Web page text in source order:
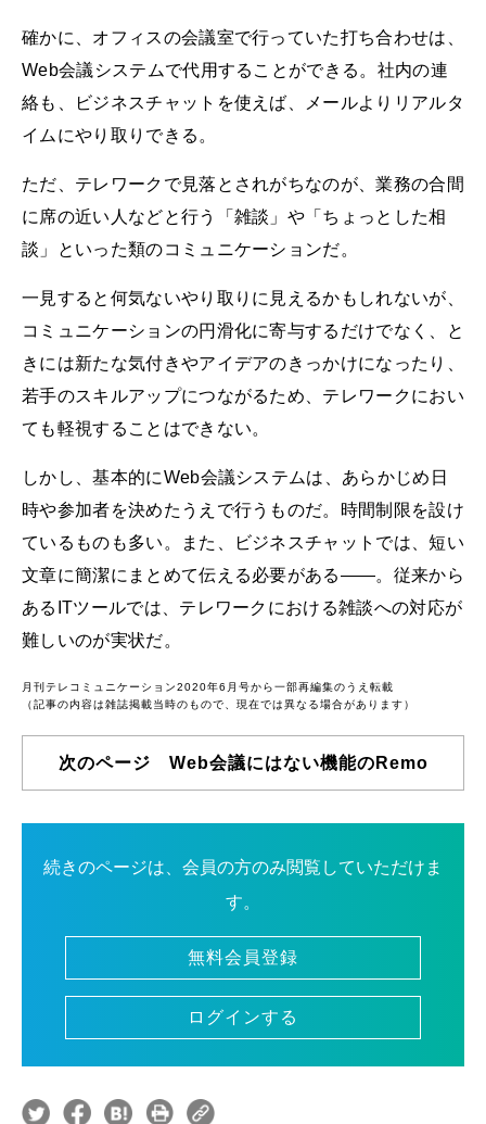
確かに、オフィスの会議室で行っていた打ち合わせは、
Web会議システムで代用することができる。社内の連
絡も、ビジネスチャットを使えば、メールよりリアルタ
イムにやり取りできる。
ただ、テレワークで見落とされがちなのが、業務の合間
に席の近い人などと行う「雑談」や「ちょっとした相
談」といった類のコミュニケーションだ。
一見すると何気ないやり取りに見えるかもしれないが、
コミュニケーションの円滑化に寄与するだけでなく、と
きには新たな気付きやアイデアのきっかけになったり、
若手のスキルアップにつながるため、テレワークにおい
ても軽視することはできない。
しかし、基本的にWeb会議システムは、あらかじめ日
時や参加者を決めたうえで行うものだ。時間制限を設け
ているものも多い。また、ビジネスチャットでは、短い
文章に簡潔にまとめて伝える必要がある――。従来から
あるITツールでは、テレワークにおける雑談への対応が
難しいのが実状だ。
月刊テレコミュニケーション2020年6月号から一部再編集のうえ転載
（記事の内容は雑誌掲載当時のもので、現在では異なる場合があります）
次のページ Web会議にはない機能のRemo
続きのページは、会員の方のみ閲覧していただけま
す。
無料会員登録
ログインする